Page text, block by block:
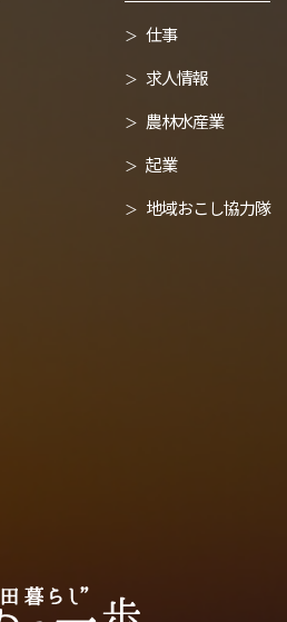
仕事
求人情報
農林水産業
起業
地域おこし協力隊